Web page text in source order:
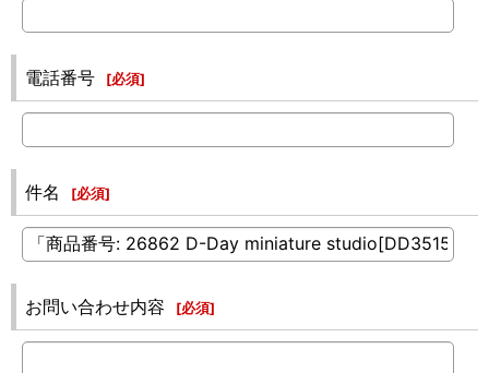
電話番号 [必須]
件名 [必須]
お問い合わせ内容 [必須]